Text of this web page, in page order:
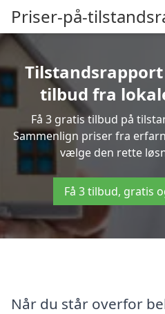
Priser-på-
tilbud fra
Få 3 gratis tilbud på
Sammenlign priser fra
vælge den rette
Få 3 tilbud, gratis
Når du står overfor